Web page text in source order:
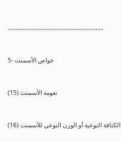
...............................................................
5- خواص الأسمنت
(15) نعومة الأسمنت
(16) الكثافة النوعية أو الوزن النوعي للأسمنت